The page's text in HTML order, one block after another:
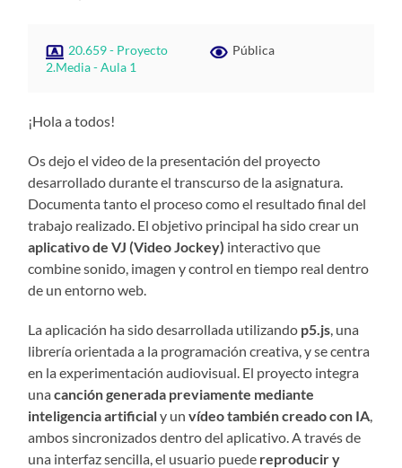
20.659 - Proyecto
2.Media - Aula 1
Pública
¡Hola a todos!
Os dejo el video de la presentación del proyecto
desarrollado durante el transcurso de la asignatura.
Documenta tanto el proceso como el resultado final del
trabajo realizado. El objetivo principal ha sido crear un
aplicativo de VJ (Video Jockey) interactivo que
combine sonido, imagen y control en tiempo real dentro
de un entorno web.
La aplicación ha sido desarrollada utilizando p5.js, una
librería orientada a la programación creativa, y se centra
en la experimentación audiovisual. El proyecto integra
unacanción generada previamente mediante
inteligencia artificialy unvídeo también creado con IA,
ambos sincronizados dentro del aplicativo. A través de
una interfaz sencilla, el usuario puede reproducir y